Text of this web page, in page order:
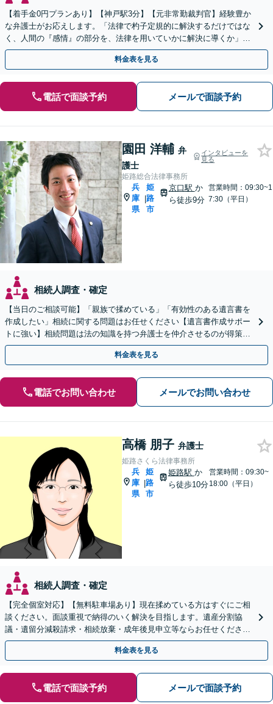
【着手金0円プランあり】【神戸駅3分】【元非常勤裁判官】経験豊か
な弁護士がお応えします。「法律で杓子定規的に解決するだけではな
く、人間の『感情』の部分を、法律を用いていかに解決に導くか」を
大切にしています【休日・夜間対応可】
料金表を見る
電話で面談予約 メールで面談予約
園田 洋輔 弁
護士
インタビューを
見る
姫路総合法律事務所
兵
庫
県
|
姫
路
市
京口駅 か
ら徒歩9分
営業時間：09:30~1
7:30（平日）
相続人調査・確定
【当日のご相談可能】「親族で揉めている」「有効性のある遺言書を
作成したい」相続に関する問題はお任せください【遺言書作成サポー
トに強い】相続問題は法の知識を持つ弁護士を仲介させるのが得策で
す。【完全個室で安心】終活のご準備をしっかり対応
料金表を見る
電話でお問い合わせ メールでお問い合わせ
高橋 朋子 弁護士
姫路さくら法律事務所
兵
庫
県
|
姫
路
市
姫路駅 か
ら徒歩10分
営業時間：09:30~
18:00（平日）
相続人調査・確定
【完全個室対応】【無料駐車場あり】現在揉めている方はすぐにご相
談ください。面談重視で納得のいく解決を目指します。遺産分割協
議・遺留分減殺請求・相続放棄・成年後見申立等ならお任せくださ
い。まずは事務所での面談にお越しください。
料金表を見る
電話で面談予約 メールで面談予約